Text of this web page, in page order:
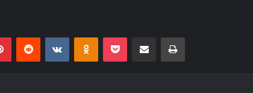
PinterestReddit VKontakteOdnoklassniki
Pocket E-Posta ile paylaş Yazdır